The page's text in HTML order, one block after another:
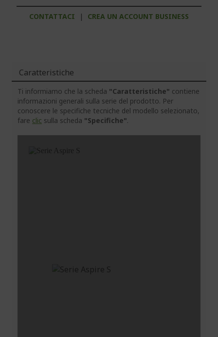
CONTATTACI | CREA UN ACCOUNT BUSINESS
Caratteristiche
Ti informiamo che la scheda "Caratteristiche" contiene
informazioni generali sulla serie del prodotto. Per
conoscere le specifiche tecniche del modello selezionato,
fare clic sulla scheda "Specifiche".